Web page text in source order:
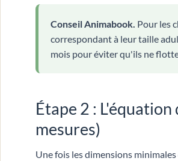
Conseil Animabook. Pour les
correspondant à leur taille
mois pour éviter qu'ils ne
Étape 2 :
mesures)
Une fois les dimensions